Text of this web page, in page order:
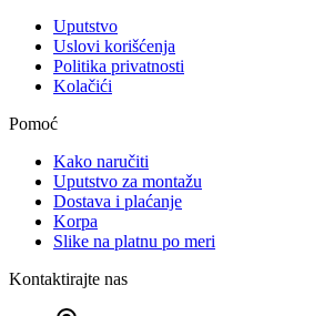
Uputstvo
Uslovi korišćenja
Politika privatnosti
Kolačići
Pomoć
Kako naručiti
Uputstvo za montažu
Dostava i plaćanje
Korpa
Slike na platnu po meri
Kontaktirajte nas